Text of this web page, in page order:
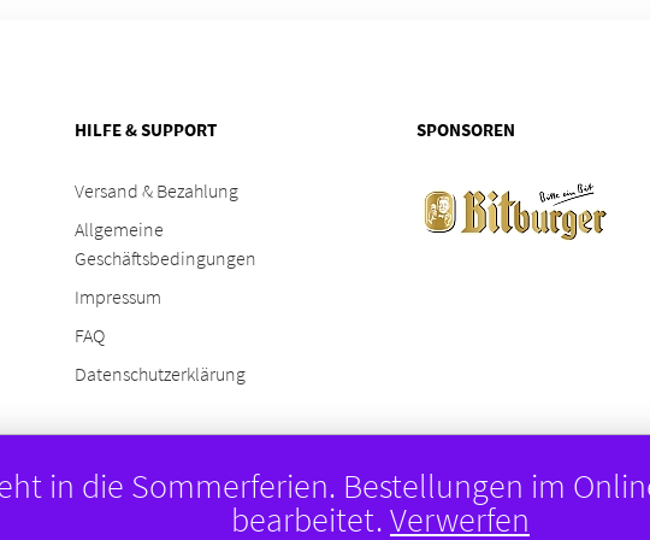
HILFE & SUPPORT
Versand & Bezahlung
Allgemeine
Geschäftsbedingungen
Impressum
FAQ
Datenschutzerklärung
SPONSOREN
durchGrosConnection
in die Sommerferien. Bestellungen im
bearbeitet.Verwerfen